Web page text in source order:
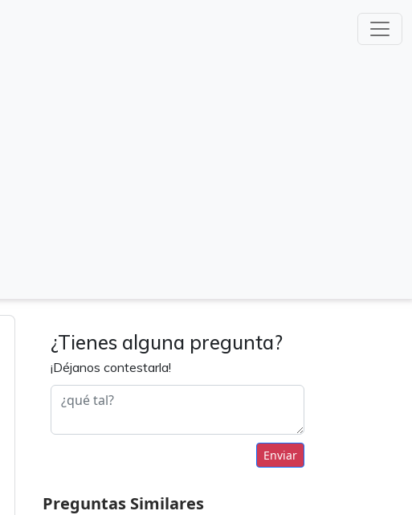
¿Tienes alguna pregunta?
¡Déjanos contestarla!
Enviar
Preguntas Similares